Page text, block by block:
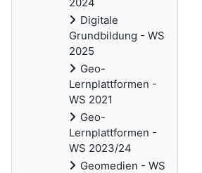
Digitale
Grundbildung - WS
2025
Geo-
Lernplattformen -
WS 2021
Geo-
Lernplattformen -
WS 2023/24
Geomedien - WS